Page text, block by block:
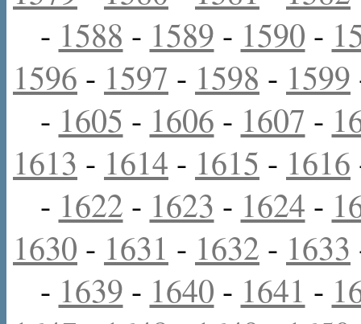
- 1588 - 1589 - 1590 -
1596 - 1597 - 1598 - 1599
- 1605 - 1606 - 1607 -
1613 - 1614 - 1615 - 1616
- 1622 - 1623 - 1624 -
1630 - 1631 - 1632 - 1633
- 1639 - 1640 - 1641 -